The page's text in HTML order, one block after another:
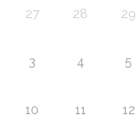
27 28 29
3 4 5
10 11 12